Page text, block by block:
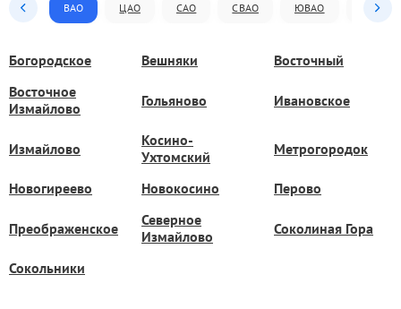
ВАО ЦАО САО СВАО ЮВАО ЮАО
Богородское Вешняки
Восточный
Восточное
Измайлово
Гольяново Ивановское
Измайлово
Косино-
Ухтомский
Метрогородок
Новогиреево Новокосино Перово
Преображенское
Северное
Измайлово
Соколиная Гора
Сокольники